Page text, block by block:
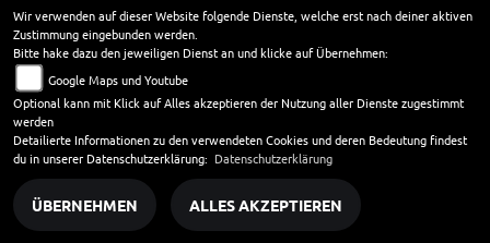
Dienstag:
09:00 - 12:00 und 13:00 - 18:00
Mittwoch:
09:00 - 12:00 und 13:00 - 18:00
Donnerstag:
09:00 - 12:00 und 13:00 - 18:00
Freitag:
09:00 - 12:00 und 13:00 - 18:00
Samstag:
09:00 - 12:00
Sonntag:
geschlossen
Wir verwenden auf dieser Website folgende Dienste, welche erst nach deiner aktiven
Zustimmung eingebunden werden.
Bitte hake dazu den jeweiligen Dienst an und klicke auf Übernehmen:
Google Maps und Youtube
Optional kann mit Klick auf Alles akzeptieren der Nutzung aller Dienste zugestimmt
werden
Detailierte Informationen zu den verwendeten Cookies und deren Bedeutung findest
du in unserer Datenschutzerklärung: Datenschutzerklärung
ÜBERNEHMEN ALLES AKZEPTIEREN